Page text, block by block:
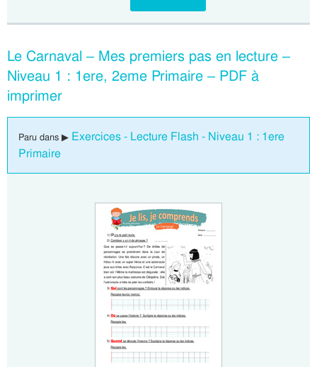
Le Carnaval – Mes premiers pas en lecture –
Niveau 1 : 1ere, 2eme Primaire – PDF à
imprimer
Paru dans ▶ Exercices - Lecture Flash - Niveau 1 : 1ere
Primaire